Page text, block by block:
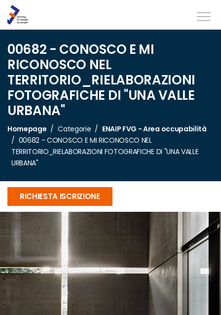
00682 - CONOSCO E MI
RICONOSCO NEL
TERRITORIO_RIELABORAZIONI
FOTOGRAFICHE DI "UNA VALLE
URBANA"
Homepage Categorie
ENAIP FVG - Area occupabilità
00682 - CONOSCO E MI RICONOSCO NEL
TERRITORIO_RIELABORAZIONI FOTOGRAFICHE DI "UNA VALLE
URBANA"
RICHIESTA ISCRIZIONE